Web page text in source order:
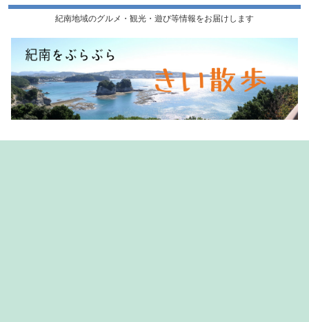
紀南地域のグルメ・観光・遊び等情報をお届けします